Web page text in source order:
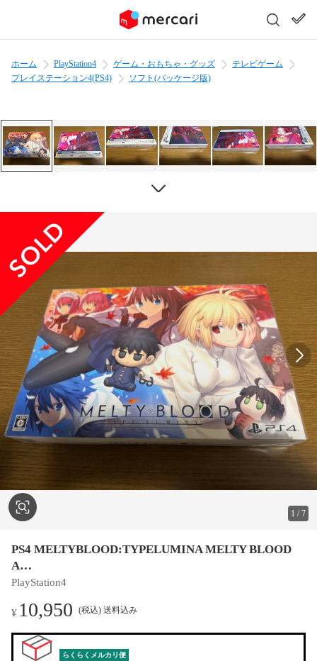
ホーム PlayStation4 ゲーム・おもちゃ・グッズ
テレビゲーム
プレイステーション4(PS4)
ソフト(パッケージ版)
1 /7
PS4 MELTYBLOOD:TYPELUMINA MELTY BLOOD
A…
PlayStation4
¥ 10,950 (税込) 送料込み
らくらくメルカリ便